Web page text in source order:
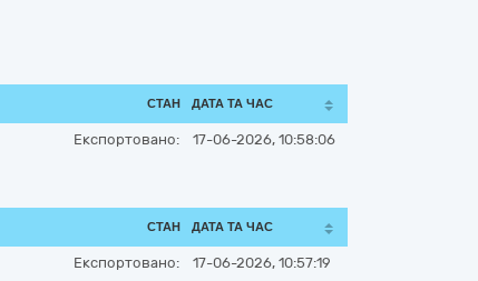
СТАН ДАТА ТА ЧАС
Експортовано: 17-06-2026, 10:58:06
СТАН ДАТА ТА ЧАС
Експортовано: 17-06-2026, 10:57:19